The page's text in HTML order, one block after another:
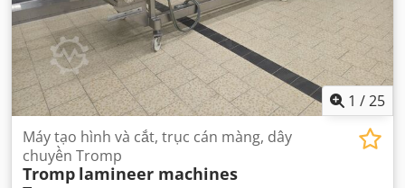
1 /25
Máy tạo hình và cắt, trục cán màng, dây
chuyền Tromp
Tromp lamineer machines